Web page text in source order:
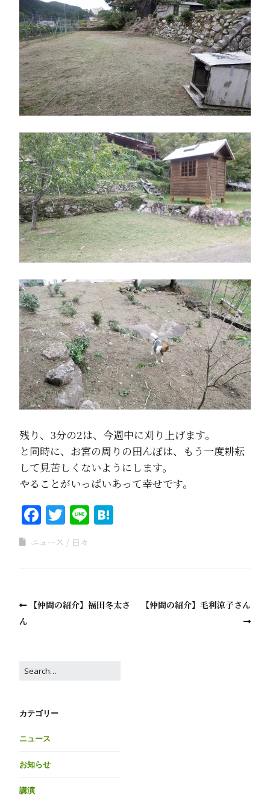
残り、3分の2は、今週中に刈り上げます。
と同時に、お宮の周りの田んぼは、もう一度耕耘
して見苦しくないようにします。
やることがいっぱいあって幸せです。
Facebook
Twitter
Line
ニュース 日々
【仲間の紹介】福田冬太さ
ん
【仲間の紹介】毛利涼子さん
カテゴリー
ニュース
お知らせ
講演